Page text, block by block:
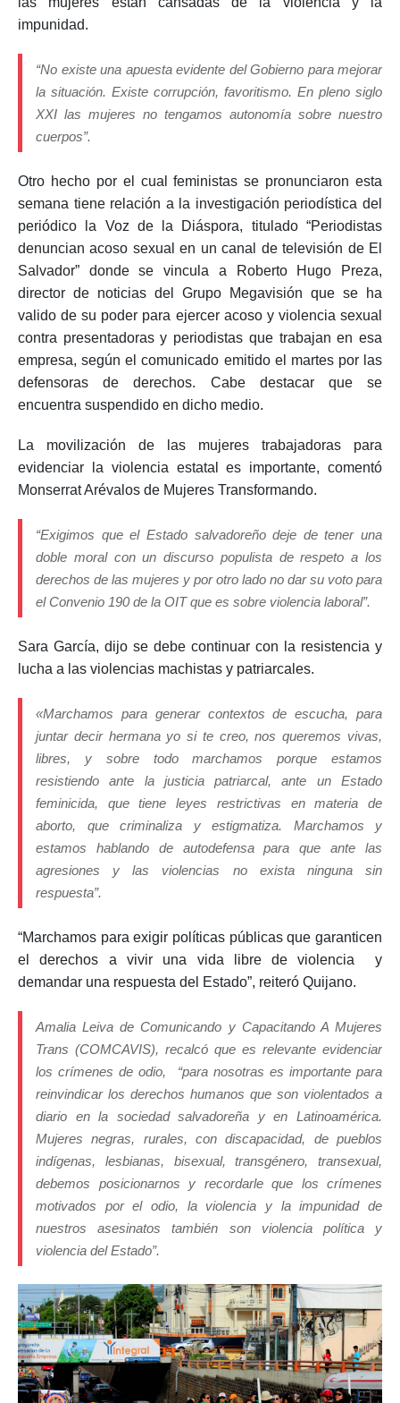
impunidad.
“No existe una apuesta evidente del Gobierno para mejorar
la situación. Existe corrupción, favoritismo. En pleno siglo
XXI las mujeres no tengamos autonomía sobre nuestro
cuerpos”.
Otro hecho por el cual feministas se pronunciaron esta
semana tiene relación a la investigación periodística del
periódico la Voz de la Diáspora, titulado “Periodistas
denuncian acoso sexual en un canal de televisión de El
Salvador” donde se vincula a Roberto Hugo Preza,
director de noticias del Grupo Megavisión que se ha
valido de su poder para ejercer acoso y violencia sexual
contra presentadoras y periodistas que trabajan en esa
empresa, según el comunicado emitido el martes por las
defensoras de derechos. Cabe destacar que se
encuentra suspendido en dicho medio.
La movilización de las mujeres trabajadoras para
evidenciar la violencia estatal es importante, comentó
Monserrat Arévalos de Mujeres Transformando.
“Exigimos que el Estado salvadoreño deje de tener una
doble moral con un discurso populista de respeto a los
derechos de las mujeres y por otro lado no dar su voto para
el Convenio 190 de la OIT que es sobre violencia laboral”.
Sara García, dijo se debe continuar con la resistencia y
lucha a las violencias machistas y patriarcales.
«Marchamos para generar contextos de escucha, para
juntar decir hermana yo si te creo, nos queremos vivas,
libres, y sobre todo marchamos porque estamos
resistiendo ante la justicia patriarcal, ante un Estado
feminicida, que tiene leyes restrictivas en materia de
aborto, que criminaliza y estigmatiza. Marchamos y
estamos hablando de autodefensa para que ante las
agresiones y las violencias no exista ninguna sin
respuesta”.
“Marchamos para exigir políticas públicas que garanticen
el derechos a vivir una vida libre de violencia y
demandar una respuesta del Estado”, reiteró Quijano.
Amalia Leiva de Comunicando y Capacitando A Mujeres
Trans (COMCAVIS), recalcó que es relevante evidenciar
los crímenes de odio, “para nosotras es importante para
reinvindicar los derechos humanos que son violentados a
diario en la sociedad salvadoreña y en Latinoamérica.
Mujeres negras, rurales, con discapacidad, de pueblos
indígenas, lesbianas, bisexual, transgénero, transexual,
debemos posicionarnos y recordarle que los crímenes
motivados por el odio, la violencia y la impunidad de
nuestros asesinatos también son violencia política y
violencia del Estado”.